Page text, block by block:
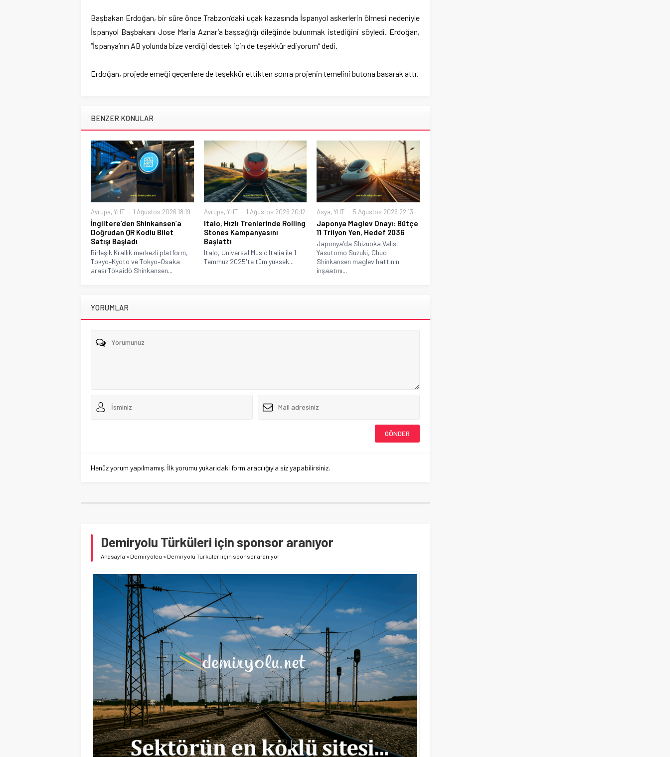
Başbakan Erdoğan, bir süre önce Trabzon’daki uçak kazasında İspanyol askerlerin ölmesi nedeniyle
İspanyol Başbakanı Jose Maria Aznar’a başsağlığı dileğinde bulunmak istediğini söyledi. Erdoğan,
“İspanya’nın AB yolunda bize verdiği destek için de teşekkür ediyorum” dedi.
Erdoğan, projede emeği geçenlere de teşekkür ettikten sonra projenin temelini butona basarak attı.
BENZER KONULAR
Avrupa, YHT 1 Ağustos 2026 18:19
İngiltere’den Shinkansen’a
Doğrudan QR Kodlu Bilet
Satışı Başladı
Birleşik Krallık merkezli platform,
Tokyo–Kyoto ve Tokyo–Osaka
arası Tōkaidō Shinkansen...
Avrupa, YHT 1 Ağustos 2026 20:12
Italo, Hızlı Trenlerinde Rolling
Stones Kampanyasını
Başlattı
Italo, Universal Music Italia ile 1
Temmuz 2025'te tüm yüksek...
Asya,YHT 5 Ağustos 2026 22:13
Japonya Maglev Onayı: Bütçe
11 Trilyon Yen, Hedef 2036
Japonya'da Shizuoka Valisi
Yasutomo Suzuki, Chuo
Shinkansen maglev hattının
inşaatını...
YORUMLAR
Henüz yorum yapılmamış. İlk yorumu yukarıdaki form aracılığıyla siz yapabilirsiniz.
Demiryolu Türküleri için sponsor aranıyor
Anasayfa » Demiryolcu » Demiryolu Türküleri için sponsor aranıyor